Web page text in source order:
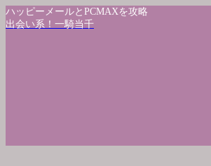
ハッピーメールとPCMAXを攻略
出会い系！一騎当千